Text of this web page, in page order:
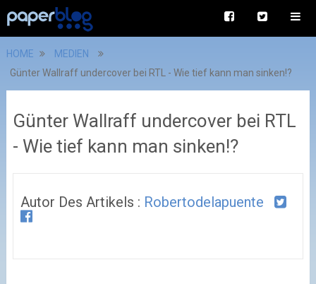
HOME
MEDIEN
Günter Wallraff undercover bei RTL - Wie tief kann man sinken!?
Günter Wallraff undercover bei RTL
- Wie tief kann man sinken!?
Autor Des Artikels : Robertodelapuente